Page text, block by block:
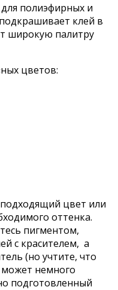
полиэфирных и
клей в
широкую палитру
цветов:
цвет или
оттенка.
пигментом,
с красителем, а
(но учтите, что
немного
подготовленный